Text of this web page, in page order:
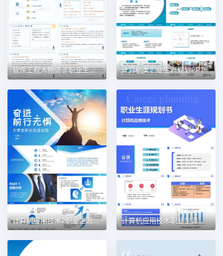
软件工程人物访谈职业生涯规划PPT模板 计算机类职业生涯规划PPT模板
计算机应用技术2职业生涯规划PPT模板 计算机应用技术职业生涯规划PPT模板